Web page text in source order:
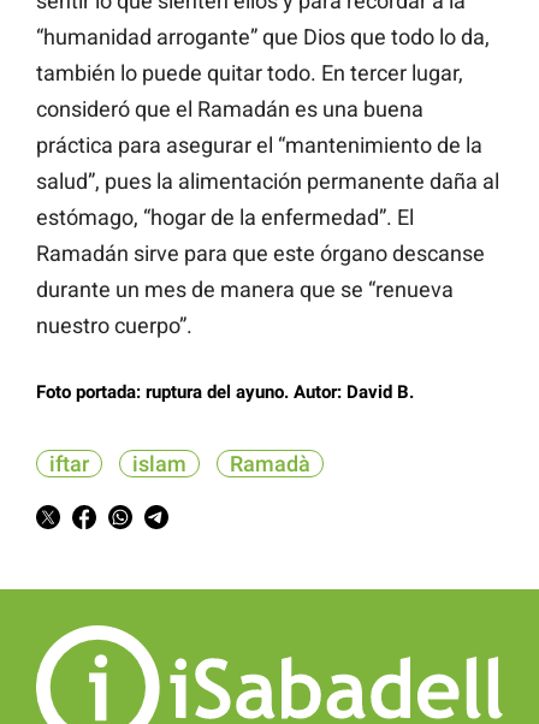
“humanidad arrogante” que Dios que todo lo da,
también lo puede quitar todo. En tercer lugar,
consideró que el Ramadán es una buena
práctica para asegurar el “mantenimiento de la
salud”, pues la alimentación permanente daña al
estómago, “hogar de la enfermedad”. El
Ramadán sirve para que este órgano descanse
durante un mes de manera que se “renueva
nuestro cuerpo”.
Foto portada: ruptura del ayuno. Autor: David B.
iftar islam Ramadà